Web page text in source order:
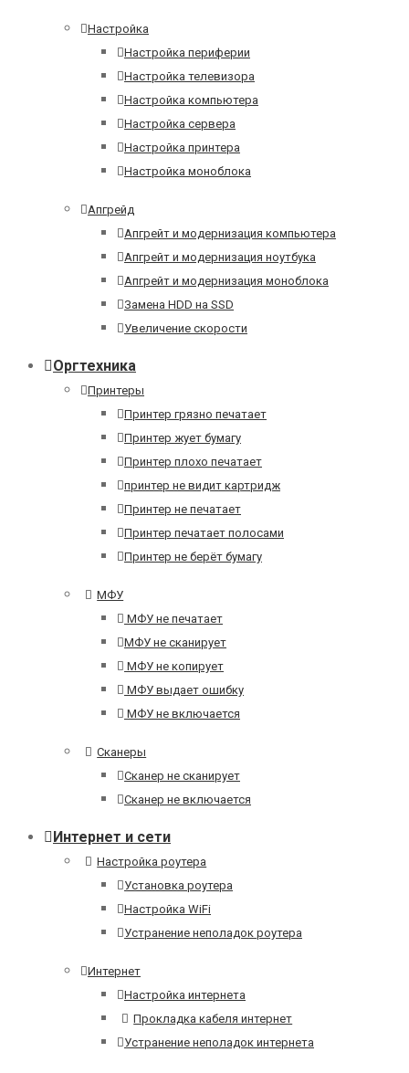
Настройка
Настройка периферии
Настройка телевизора
Настройка компьютера
Настройка сервера
Настройка принтера
Настройка моноблока
Апгрейд
Апгрейт и модернизация компьютера
Апгрейт и модернизация ноутбука
Апгрейт и модернизация моноблока
Замена HDD на SSD
Увеличение скорости
Оргтехника
Принтеры
Принтер грязно печатает
Принтер жует бумагу
Принтер плохо печатает
принтер не видит картридж
Принтер не печатает
Принтер печатает полосами
Принтер не берёт бумагу
МФУ
МФУ не печатает
МФУ не сканирует
МФУ не копирует
МФУ выдает ошибку
МФУ не включается
Сканеры
Сканер не сканирует
Сканер не включается
Интернет и сети
Настройка роутера
Установка роутера
Настройка WiFi
Устранение неполадок роутера
Интернет
Настройка интернета
Прокладка кабеля интернет
Устранение неполадок интернета